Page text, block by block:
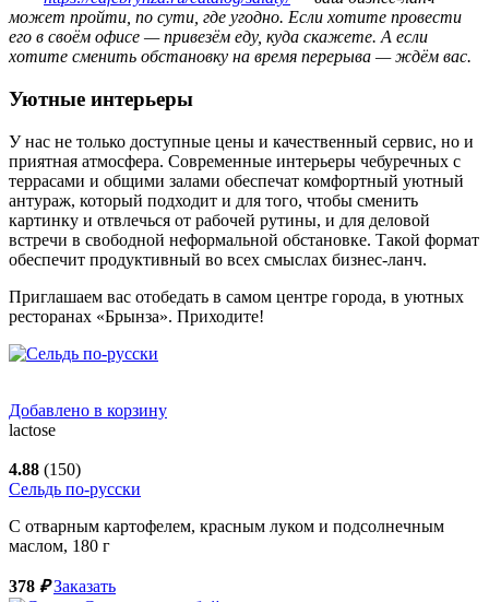
может пройти, по сути, где угодно. Если хотите провести
его в своём офисе — привезём еду, куда скажете. А если
хотите сменить обстановку на время перерыва — ждём вас.
Уютные интерьеры
У нас не только доступные цены и качественный сервис, но и
приятная атмосфера. Современные интерьеры чебуречных с
террасами и общими залами обеспечат комфортный уютный
антураж, который подходит и для того, чтобы сменить
картинку и отвлечься от рабочей рутины, и для деловой
встречи в свободной неформальной обстановке. Такой формат
обеспечит продуктивный во всех смыслах бизнес-ланч.
Приглашаем вас отобедать в самом центре города, в уютных
ресторанах «Брынза». Приходите!
Добавлено в корзину
lactose
4.88 (150)
Сельдь по-русски
С отварным картофелем, красным луком и подсолнечным
маслом, 180 г
378 ₽ Заказать